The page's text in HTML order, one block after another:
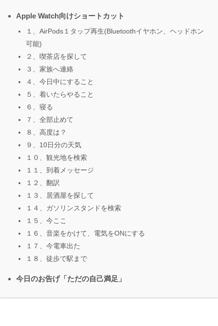
Apple Watch向けショートカット
１、AirPods１タップ再生(Bluetoothイヤホン、ヘッドホン
可能)
２、喫茶店を探して
３、家族へ連絡
４、今日中にすること
５、着いたらやること
６、寝る
７、全部止めて
８、高度は？
９、10日分の天気
１０、観光地を検索
１１、到着メッセージ
１２、翻訳
１３、居酒屋を探して
１４、ガソリンスタンドを検索
１５、今ここ
１６、音楽をかけて、電気をONにする
１７、今電車出た
１８、徒歩で駅まで
今日のお告げ「ただの自己満足」